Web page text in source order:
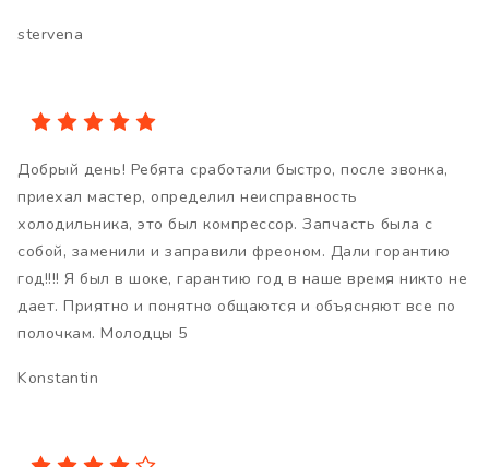
stervena
Добрый день! Ребята сработали быстро, после звонка,
приехал мастер, определил неисправность
холодильника, это был компрессор. Запчасть была с
собой, заменили и заправили фреоном. Дали горантию
год!!!! Я был в шоке, гарантию год в наше время никто не
дает. Приятно и понятно общаются и объясняют все по
полочкам. Молодцы 5
Konstantin